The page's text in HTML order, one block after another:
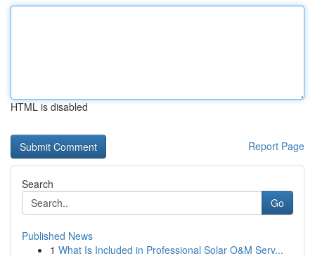
HTML is disabled
Report Page
Search
Go
Published News
1 What Is Included in Professional Solar O&M Serv...